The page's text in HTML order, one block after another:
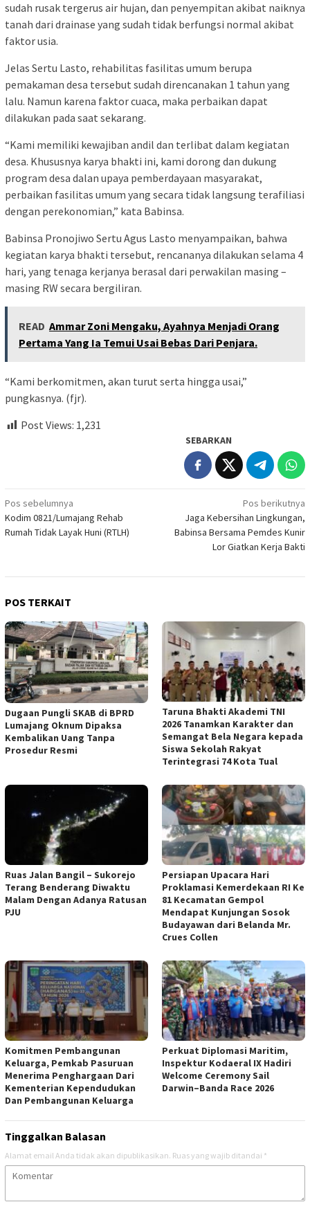
sudah rusak tergerus air hujan, dan penyempitan akibat naiknya
tanah dari drainase yang sudah tidak berfungsi normal akibat
faktor usia.
Jelas Sertu Lasto, rehabilitas fasilitas umum berupa
pemakaman desa tersebut sudah direncanakan 1 tahun yang
lalu. Namun karena faktor cuaca, maka perbaikan dapat
dilakukan pada saat sekarang.
“Kami memiliki kewajiban andil dan terlibat dalam kegiatan
desa. Khususnya karya bhakti ini, kami dorong dan dukung
program desa dalan upaya pemberdayaan masyarakat,
perbaikan fasilitas umum yang secara tidak langsung terafiliasi
dengan perekonomian,” kata Babinsa.
Babinsa Pronojiwo Sertu Agus Lasto menyampaikan, bahwa
kegiatan karya bhakti tersebut, rencananya dilakukan selama 4
hari, yang tenaga kerjanya berasal dari perwakilan masing –
masing RW secara bergiliran.
READ Ammar Zoni Mengaku, Ayahnya Menjadi Orang
Pertama Yang Ia Temui Usai Bebas Dari Penjara.
“Kami berkomitmen, akan turut serta hingga usai,”
pungkasnya. (fjr).
Post Views: 1,231
SEBARKAN
Navigasi
pos
Pos sebelumnya
Kodim 0821/Lumajang Rehab
Rumah Tidak Layak Huni (RTLH)
Pos berikutnya
Jaga Kebersihan Lingkungan,
Babinsa Bersama Pemdes Kunir
Lor Giatkan Kerja Bakti
POS TERKAIT
Dugaan Pungli SKAB di BPRD
Lumajang Oknum Dipaksa
Kembalikan Uang Tanpa
Prosedur Resmi
Taruna Bhakti Akademi TNI
2026 Tanamkan Karakter dan
Semangat Bela Negara kepada
Siswa Sekolah Rakyat
Terintegrasi 74 Kota Tual
Ruas Jalan Bangil – Sukorejo
Terang Benderang Diwaktu
Malam Dengan Adanya Ratusan
PJU
Persiapan Upacara Hari
Proklamasi Kemerdekaan RI Ke
81 Kecamatan Gempol
Mendapat Kunjungan Sosok
Budayawan dari Belanda Mr.
Crues Collen
Komitmen Pembangunan
Keluarga, Pemkab Pasuruan
Menerima Penghargaan Dari
Kementerian Kependudukan
Dan Pembangunan Keluarga
Perkuat Diplomasi Maritim,
Inspektur Kodaeral IX Hadiri
Welcome Ceremony Sail
Darwin–Banda Race 2026
Tinggalkan Balasan
Alamat email Anda tidak akan dipublikasikan. Ruas yang wajib ditandai *